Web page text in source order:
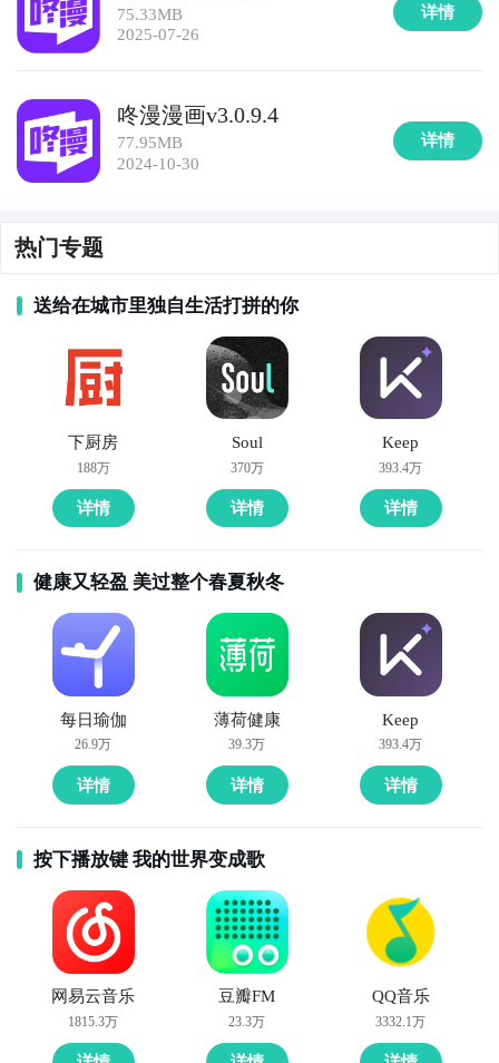
75.33MB
2025-07-26
详情
咚漫漫画v3.0.9.4
77.95MB
2024-10-30
详情
热门专题
送给在城市里独自生活打拼的你
下厨房
188万
详情
Soul
370万
详情
Keep
393.4万
详情
健康又轻盈 美过整个春夏秋冬
每日瑜伽
26.9万
详情
薄荷健康
39.3万
详情
Keep
393.4万
详情
按下播放键 我的世界变成歌
网易云音乐
1815.3万
豆瓣FM
23.3万
QQ音乐
3332.1万